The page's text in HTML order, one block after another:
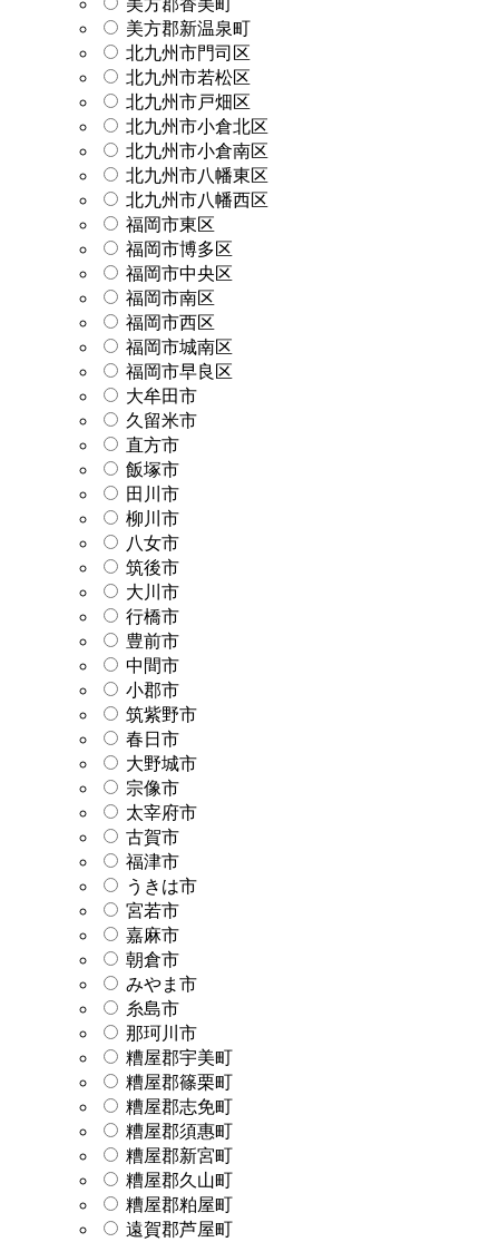
美方郡新温泉町
北九州市門司区
北九州市若松区
北九州市戸畑区
北九州市小倉北区
北九州市小倉南区
北九州市八幡東区
北九州市八幡西区
福岡市東区
福岡市博多区
福岡市中央区
福岡市南区
福岡市西区
福岡市城南区
福岡市早良区
大牟田市
久留米市
直方市
飯塚市
田川市
柳川市
八女市
筑後市
大川市
行橋市
豊前市
中間市
小郡市
筑紫野市
春日市
大野城市
宗像市
太宰府市
古賀市
福津市
うきは市
宮若市
嘉麻市
朝倉市
みやま市
糸島市
那珂川市
糟屋郡宇美町
糟屋郡篠栗町
糟屋郡志免町
糟屋郡須惠町
糟屋郡新宮町
糟屋郡久山町
糟屋郡粕屋町
遠賀郡芦屋町